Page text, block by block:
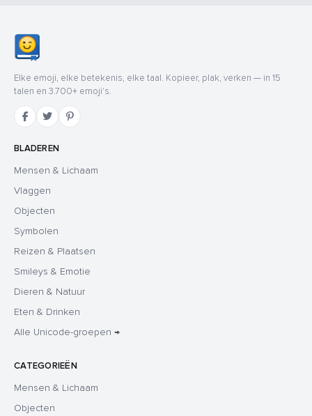
Elke emoji, elke betekenis, elke taal. Kopieer, plak, verken — in 15
talen en 3.700+ emoji's.
BLADEREN
Mensen & Lichaam
Vlaggen
Objecten
Symbolen
Reizen & Plaatsen
Smileys & Emotie
Dieren & Natuur
Eten & Drinken
Alle Unicode-groepen →
CATEGORIEËN
Mensen & Lichaam
Objecten